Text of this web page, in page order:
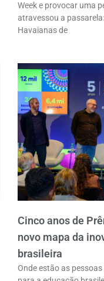
Week e provocar uma
atravessou a
Havaianas de
Cinco anos de
novo mapa da
brasileira
Onde estão as